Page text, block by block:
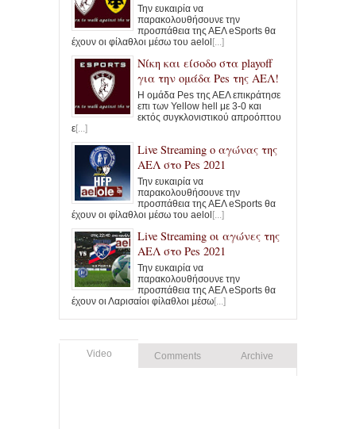
Την ευκαιρία να
παρακολουθήσουνε την
προσπάθεια της ΑΕΛ eSports θα
έχουν οι φίλαθλοι μέσω του aelol [...]
Νίκη και είσοδο στα playoff
για την ομάδα Pes της ΑΕΛ!
Η ομάδα Pes της ΑΕΛ επικράτησε
επι των Yellow hell με 3-0 και
εκτός συγκλονιστικού απροόπτου
ε[...]
Live Streaming ο αγώνας της
ΑΕΛ στο Pes 2021
Την ευκαιρία να
παρακολουθήσουνε την
προσπάθεια της ΑΕΛ eSports θα
έχουν οι φίλαθλοι μέσω του aelol [...]
Live Streaming οι αγώνες της
ΑΕΛ στο Pes 2021
Την ευκαιρία να
παρακολουθήσουνε την
προσπάθεια της ΑΕΛ eSports θα
έχουν οι Λαρισαίοι φίλαθλοι μέσω[...]
Video Comments Archive